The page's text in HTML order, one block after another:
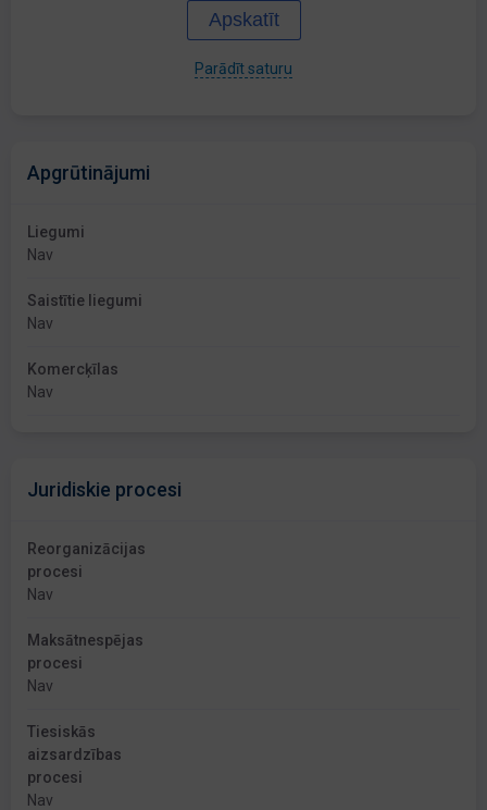
Apskatīt
Parādīt saturu
Apgrūtinājumi
Liegumi
Nav
Saistītie liegumi
Nav
Komercķīlas
Nav
Juridiskie procesi
Reorganizācijas
procesi
Nav
Maksātnespējas
procesi
Nav
Tiesiskās
aizsardzības
procesi
Nav